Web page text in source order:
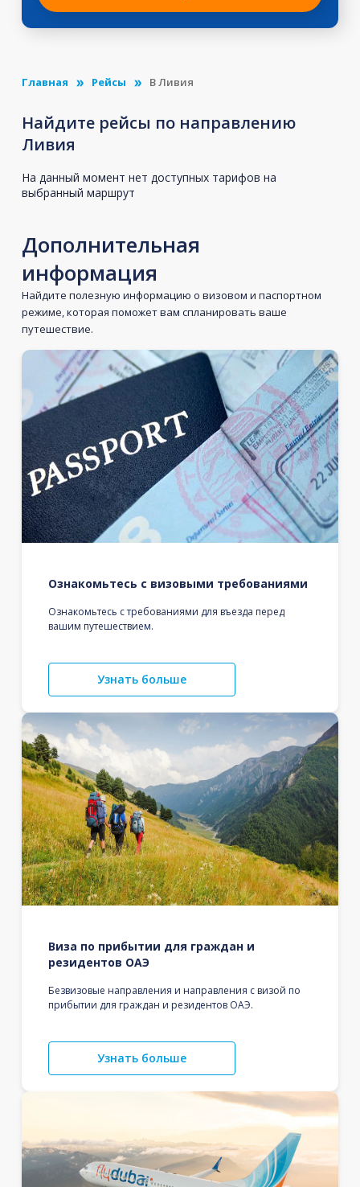
Главная Рейсы В Ливия
Найдите рейсы по направлению
Ливия
На данный момент нет доступных тарифов на
выбранный маршрут
Дополнительная
информация
Найдите полезную информацию о визовом и паспортном
режиме, которая поможет вам спланировать ваше
путешествие.
Ознакомьтесь с визовыми требованиями
Ознакомьтесь с требованиями для въезда перед
вашим путешествием.
Узнать больше
Виза по прибытии для граждан и
резидентов ОАЭ
Безвизовые направления и направления с визой по
прибытии для граждан и резидентов ОАЭ.
Узнать больше